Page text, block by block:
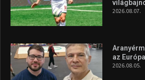
2026.08.07.
az
2026.08.05.